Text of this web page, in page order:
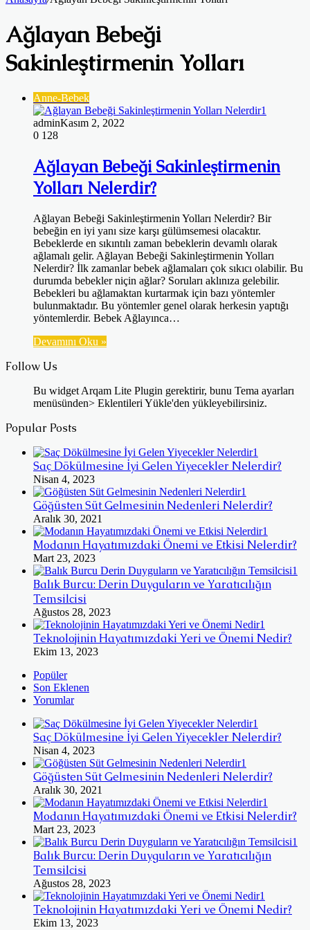
Ağlayan Bebeği
Sakinleştirmenin Yolları
Anne-Bebek
adminKasım 2, 2022
0 128
Ağlayan Bebeği Sakinleştirmenin
Yolları Nelerdir?
Ağlayan Bebeği Sakinleştirmenin Yolları Nelerdir? Bir
bebeğin en iyi yanı size karşı gülümsemesi olacaktır.
Bebeklerde en sıkıntılı zaman bebeklerin devamlı olarak
ağlamalı gelir. Ağlayan Bebeği Sakinleştirmenin Yolları
Nelerdir? İlk zamanlar bebek ağlamaları çok sıkıcı olabilir. Bu
durumda bebekler niçin ağlar? Soruları aklınıza gelebilir.
Bebekleri bu ağlamaktan kurtarmak için bazı yöntemler
bulunmaktadır. Bu yöntemler genel olarak herkesin yaptığı
yöntemlerdir. Bebek Ağlayınca…
Devamını Oku »
Follow Us
Bu widget Arqam Lite Plugin gerektirir, bunu Tema ayarları
menüsünden> Eklentileri Yükle'den yükleyebilirsiniz.
Popular Posts
Saç Dökülmesine İyi Gelen Yiyecekler Nelerdir?
Nisan 4, 2023
Göğüsten Süt Gelmesinin Nedenleri Nelerdir?
Aralık 30, 2021
Modanın Hayatımızdaki Önemi ve Etkisi Nelerdir?
Mart 23, 2023
Balık Burcu: Derin Duyguların ve Yaratıcılığın
Temsilcisi
Ağustos 28, 2023
Teknolojinin Hayatımızdaki Yeri ve Önemi Nedir?
Ekim 13, 2023
Popüler
Son Eklenen
Yorumlar
Saç Dökülmesine İyi Gelen Yiyecekler Nelerdir?
Nisan 4, 2023
Göğüsten Süt Gelmesinin Nedenleri Nelerdir?
Aralık 30, 2021
Modanın Hayatımızdaki Önemi ve Etkisi Nelerdir?
Mart 23, 2023
Balık Burcu: Derin Duyguların ve Yaratıcılığın
Temsilcisi
Ağustos 28, 2023
Teknolojinin Hayatımızdaki Yeri ve Önemi Nedir?
Ekim 13, 2023